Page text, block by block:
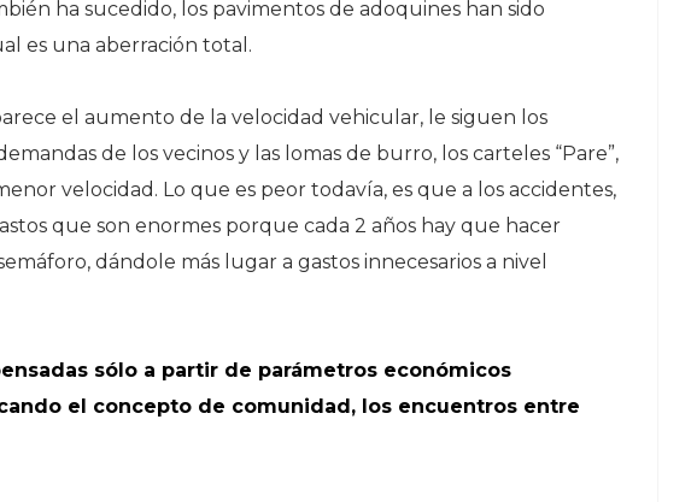
ha sucedido, los pavimentos de adoquines han sido
es una aberración total.
el aumento de la velocidad vehicular, le siguen los
de los vecinos y las lomas de burro, los carteles “Pare”,
velocidad. Lo que es peor todavía, es que a los accidentes,
que son enormes porque cada 2 años hay que hacer
dándole más lugar a gastos innecesarios a nivel
sólo a partir de parámetros económicos
el concepto de comunidad, los encuentros entre